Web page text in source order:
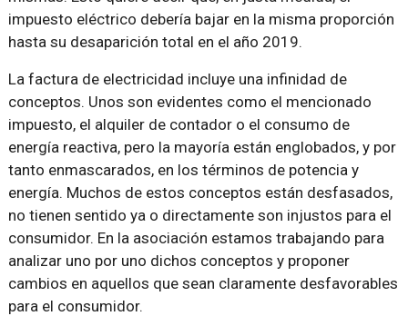
impuesto eléctrico debería bajar en la misma proporción
hasta su desaparición total en el año 2019.
La factura de electricidad incluye una infinidad de
conceptos. Unos son evidentes como el mencionado
impuesto, el alquiler de contador o el consumo de
energía reactiva, pero la mayoría están englobados, y por
tanto enmascarados, en los términos de potencia y
energía. Muchos de estos conceptos están desfasados,
no tienen sentido ya o directamente son injustos para el
consumidor. En la asociación estamos trabajando para
analizar uno por uno dichos conceptos y proponer
cambios en aquellos que sean claramente desfavorables
para el consumidor.